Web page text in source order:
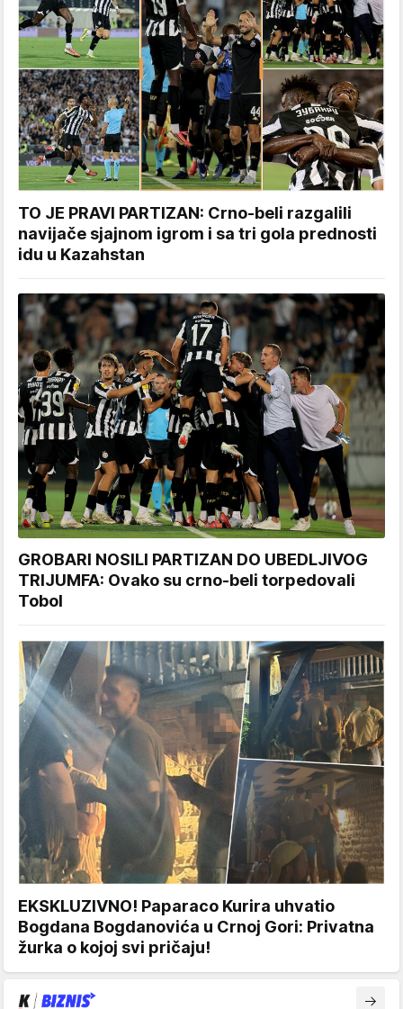
TO JE PRAVI PARTIZAN: Crno-beli razgalili
navijače sjajnom igrom i sa tri gola prednosti
idu u Kazahstan
GROBARI NOSILI PARTIZAN DO UBEDLJIVOG
TRIJUMFA: Ovako su crno-beli torpedovali
Tobol
EKSKLUZIVNO! Paparaco Kurira uhvatio
Bogdana Bogdanovića u Crnoj Gori: Privatna
žurka o kojoj svi pričaju!